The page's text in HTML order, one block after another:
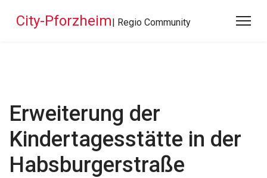
City-Pforzheim| Regio Community
Erweiterung der
Kindertagesstätte in der
Habsburgerstraße